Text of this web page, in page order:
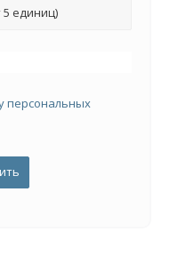
единиц)
персональных